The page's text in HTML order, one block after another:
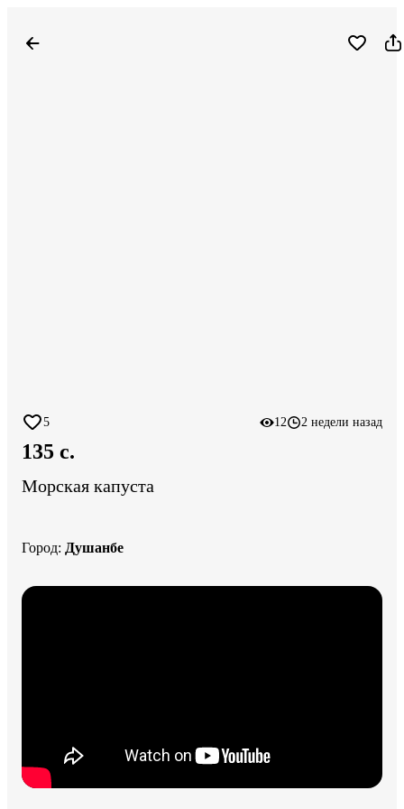
5 12 2 недели назад
135 c.
Морская капуста
Город: Душанбе